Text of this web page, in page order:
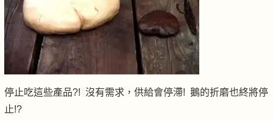
停止吃這些產品?! 沒有需求，供給會停滯! 鵝的折磨也終將停
止!?